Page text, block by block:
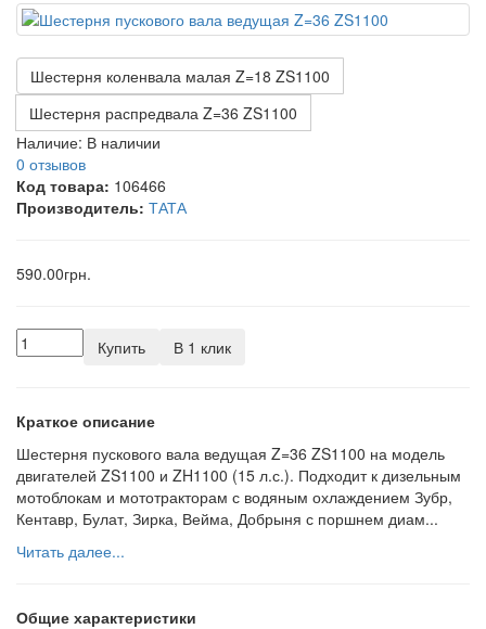
Шестерня коленвала малая Z=18 ZS1100
Шестерня распредвала Z=36 ZS1100
Наличие: В наличии
0 отзывов
Код товара: 106466
Производитель: ТАТА
590.00грн.
Купить В 1 клик
Краткое описание
Шестерня пускового вала ведущая Z=36 ZS1100 на модель
двигателей ZS1100 и ZH1100 (15 л.с.). Подходит к дизельным
мотоблокам и мототракторам с водяным охлаждением Зубр,
Кентавр, Булат, Зирка, Вейма, Добрыня с поршнем диам...
Читать далее...
Общие характеристики